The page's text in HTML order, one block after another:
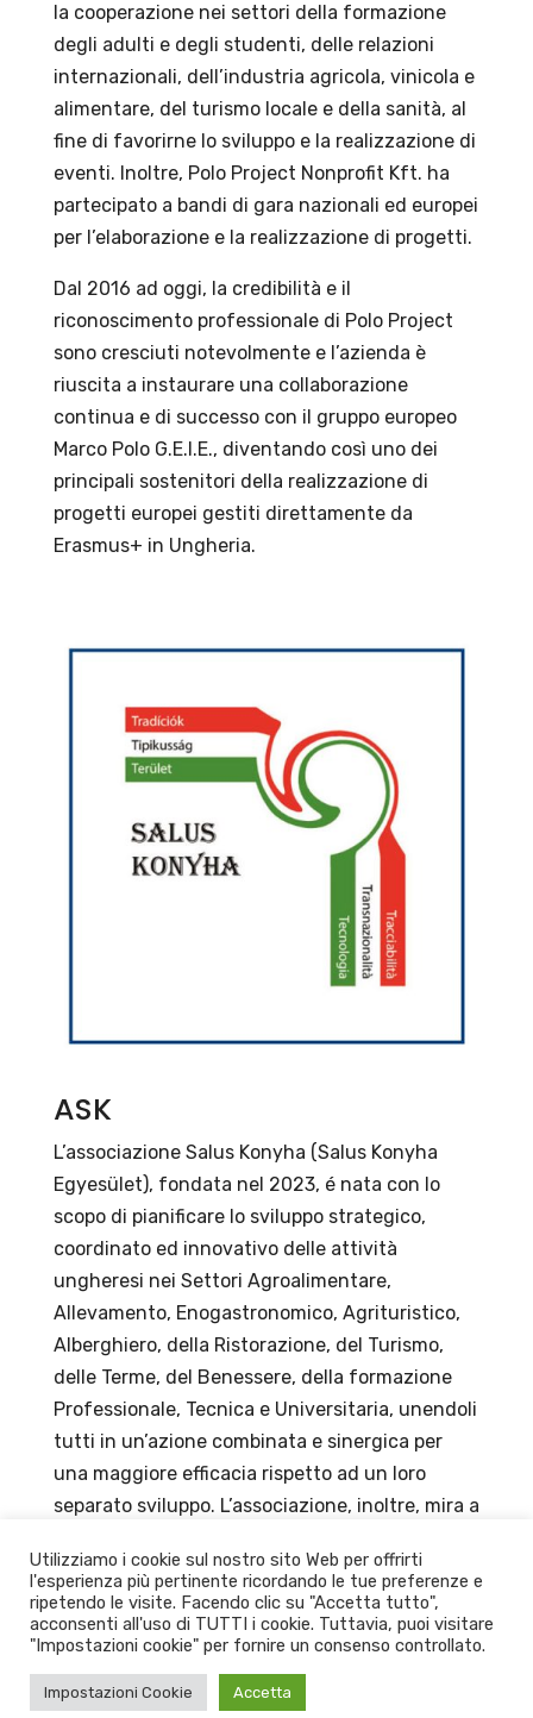
la cooperazione nei settori della formazione
degli adulti e degli studenti, delle relazioni
internazionali, dell’industria agricola, vinicola e
alimentare, del turismo locale e della sanità, al
fine di favorirne lo sviluppo e la realizzazione di
eventi. Inoltre, Polo Project Nonprofit Kft. ha
partecipato a bandi di gara nazionali ed europei
per l’elaborazione e la realizzazione di progetti.
Dal 2016 ad oggi, la credibilità e il
riconoscimento professionale di Polo Project
sono cresciuti notevolmente e l’azienda è
riuscita a instaurare una collaborazione
continua e di successo con il gruppo europeo
Marco Polo G.E.I.E., diventando così uno dei
principali sostenitori della realizzazione di
progetti europei gestiti direttamente da
Erasmus+ in Ungheria.
ASK
L’associazione Salus Konyha (Salus Konyha
Egyesület), fondata nel 2023, é nata con lo
scopo di pianificare lo sviluppo strategico,
coordinato ed innovativo delle attività
ungheresi nei Settori Agroalimentare,
Allevamento, Enogastronomico, Agrituristico,
Alberghiero, della Ristorazione, del Turismo,
delle Terme, del Benessere, della formazione
Professionale, Tecnica e Universitaria, unendoli
tutti in un’azione combinata e sinergica per
una maggiore efficacia rispetto ad un loro
separato sviluppo. L’associazione, inoltre, mira a
anche più conosciuta: in primo luogo nel
proprio paese ma, in seguito, anche a livello
internazionale.
Utilizziamo i cookie sul nostro sito Web per offrirti
l'esperienza più pertinente ricordando le tue preferenze e
ripetendo le visite. Facendo clic su "Accetta tutto",
acconsenti all'uso di TUTTI i cookie. Tuttavia, puoi visitare
"Impostazioni cookie" per fornire un consenso controllato.
Impostazioni Cookie Accetta